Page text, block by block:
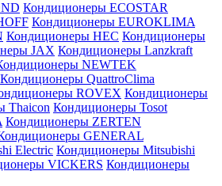
Кондиционеры ECOSTAR
Кондиционеры EUROKLIMA
Кондиционеры HEC Кондиционеры
JAX Кондиционеры Lanzkraft
NEWTEK
Кондиционеры QuattroClima
ROVEX Кондиционеры
Thaicon Кондиционеры Tosot
Кондиционеры ZERTEN
GENERAL
Electric Кондиционеры Mitsubishi
VICKERS Кондиционеры